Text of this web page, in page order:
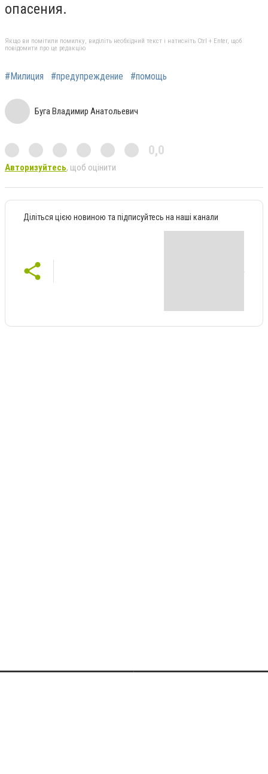
опасения.
Якщо ви помітили помилку, виділіть необхідний текст і натисніть Ctrl + Enter, щоб
повідомити про це редакцію
#Милиция #предупреждение #помощь
Буга Владимир Анатольевич
0,0
Авторизуйтесь, щоб оцінити
Діліться цією новиною та підписуйтесь на наші канали